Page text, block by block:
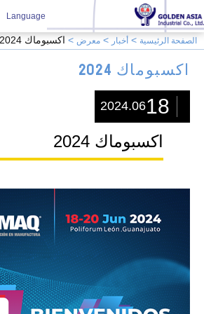
Language
الصفحة الرئيسية أخبار معرض اكسبوماك 2024
اكسبوماك 2024
18
2024.06
اكسبوماك 2024